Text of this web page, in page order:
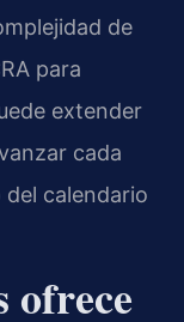
de
para
extender
cada
calendario
ofrece